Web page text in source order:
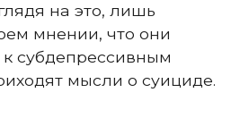
на это, лишь
мнении, что они
субдепрессивным
мысли о суициде.